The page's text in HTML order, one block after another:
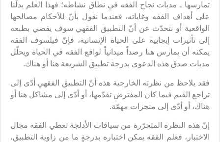
تمارسها ـ مديات نجاح الفقه في نطاق نشاطه؛ فهذا العلم يدلّنا
على أهداف الفقه وغاياته، فعندما نقول بأنّ للأحكام مصالحها
الواقعية أو نتحدّث عن أنّ التطبيق الفقهي سوف يفضي بطبعه
إلى تأثيرات إيجابية على الحياة الإنسانية، فإنّ فيلسوف الفقه
يمكنه أن يمارس هنا رصداً ميدانياً لواقع الفقه في الحياة ويحلّل
مديات صدق هذه الدعوى بدرجة تطبيق الشريعة هنا أو هناك.
فقد يلاحظ من نظرته الخارجية هذه أنّ التطبيق الفقهي أدّى إلى
تراجع القيم فيما كان المفترض تقدّمها، أو أدّى إلى مشاكل هنا أو
هناك، أو أدّى إلى منجزات مهمّة.
إنّ هذه النظرة المتحرّرة من سياقات الأدلجة تعطي الفقه مجال
الاختبار، فعلم الفقه يمكن اختباره بدرجةٍ ما من زاوية التطبيق،